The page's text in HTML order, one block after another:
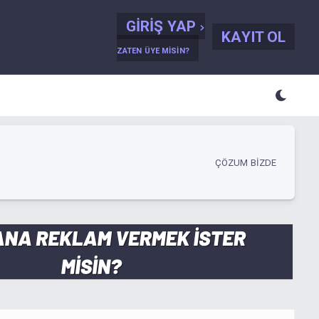
GIRIŞ YAP
ZATEN ÜYE MISIN?
KAYIT OL
ÇÖZUM BIZDE